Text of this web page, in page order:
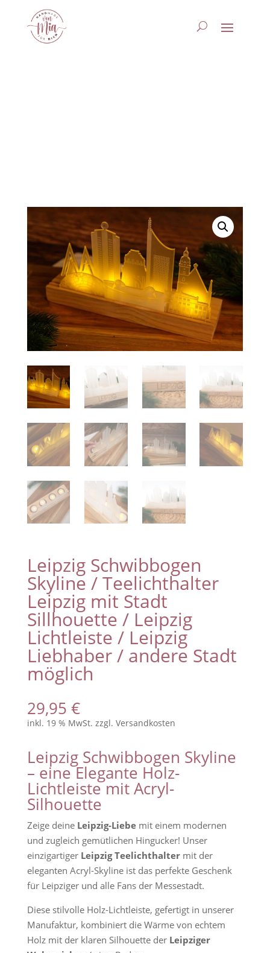
Leipzig Schwibbogen
Skyline / Teelichthalter
Leipzig mit Stadt
Sillhouette / Leipzig
Lichtleiste / Leipzig
Liebhaber / andere Stadt
möglich
29,95 €
inkl. 19 % MwSt. zzgl. Versandkosten
Leipzig Schwibbogen Skyline
– eine Elegante Holz-
Lichtleiste mit Acryl-
Silhouette
Zeige deine Leipzig-Liebemit einem modernen
und zugleich gemütlichen Hingucker! Unser
einzigartiger Leipzig Teelichthaltermit der
eleganten Acryl-Skyline ist das perfekte Geschenk
für Leipziger und alle Fans der Messestadt.
Diese stilvolle Holz-Lichtleiste, gefertigt in unserer
Manufaktur, kombiniert die Wärme von echtem
Holz mit der klaren Silhouette der Leipziger